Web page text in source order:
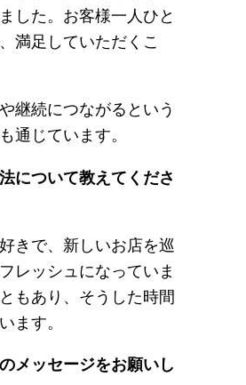
した。お客様一人ひと
満足していただくこ
継続につながるという
通じています。
ついて教えてくださ
きで、新しいお店を巡
レッシュになっていま
もあり、そうした時間
ます。
メッセージをお願いし